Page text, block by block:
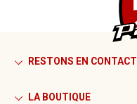
RESTONS EN CONTACT
LA BOUTIQUE